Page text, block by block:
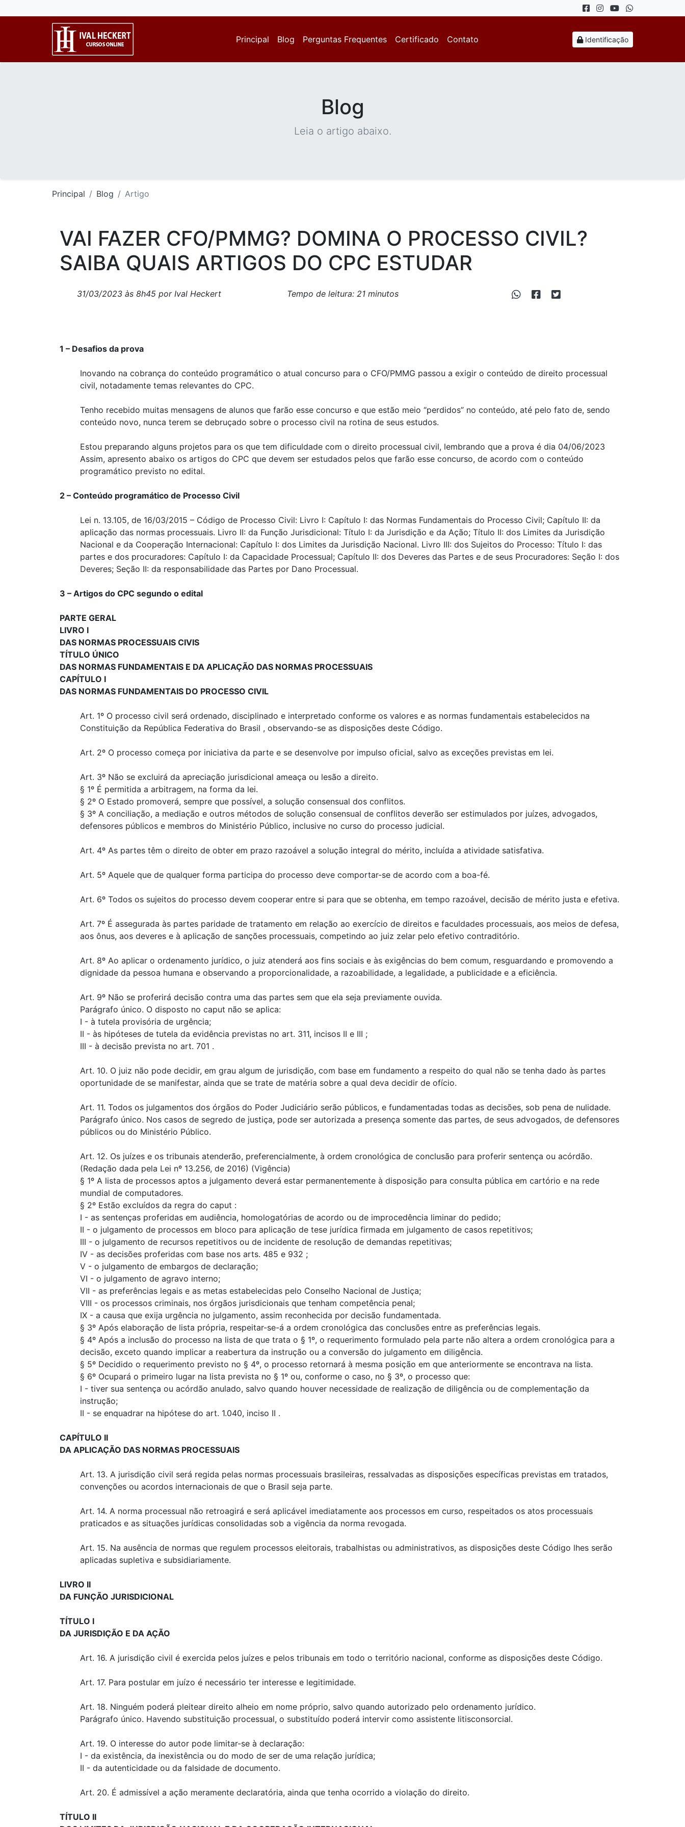
Principal Blog Perguntas Frequentes Certificado Contato Identificação
Blog
Leia o artigo abaixo.
Principal Blog Artigo
VAI FAZER CFO/PMMG? DOMINA O PROCESSO CIVIL?
SAIBA QUAIS ARTIGOS DO CPC ESTUDAR
31/03/2023 às 8h45 por Ival Heckert Tempo de leitura: 21 minutos
1 – Desafios da prova
Inovando na cobrança do conteúdo programático o atual concurso para o CFO/PMMG passou a exigir o conteúdo de direito processual
civil, notadamente temas relevantes do CPC.
Tenho recebido muitas mensagens de alunos que farão esse concurso e que estão meio “perdidos” no conteúdo, até pelo fato de, sendo
conteúdo novo, nunca terem se debruçado sobre o processo civil na rotina de seus estudos.
Estou preparando alguns projetos para os que tem dificuldade com o direito processual civil, lembrando que a prova é dia 04/06/2023
Assim, apresento abaixo os artigos do CPC que devem ser estudados pelos que farão esse concurso, de acordo com o conteúdo
programático previsto no edital.
2 – Conteúdo programático de Processo Civil
Lei n. 13.105, de 16/03/2015 – Código de Processo Civil: Livro I: Capítulo I: das Normas Fundamentais do Processo Civil; Capítulo II: da
aplicação das normas processuais. Livro II: da Função Jurisdicional: Título I: da Jurisdição e da Ação; Título II: dos Limites da Jurisdição
Nacional e da Cooperação Internacional: Capítulo I: dos Limites da Jurisdição Nacional. Livro III: dos Sujeitos do Processo: Título I: das
partes e dos procuradores: Capítulo I: da Capacidade Processual; Capítulo II: dos Deveres das Partes e de seus Procuradores: Seção I: dos
Deveres; Seção II: da responsabilidade das Partes por Dano Processual.
3 – Artigos do CPC segundo o edital
PARTE GERAL
LIVRO I
DAS NORMAS PROCESSUAIS CIVIS
TÍTULO ÚNICO
DAS NORMAS FUNDAMENTAIS E DA APLICAÇÃO DAS NORMAS PROCESSUAIS
CAPÍTULO I
DAS NORMAS FUNDAMENTAIS DO PROCESSO CIVIL
Art. 1º O processo civil será ordenado, disciplinado e interpretado conforme os valores e as normas fundamentais estabelecidos na
Constituição da República Federativa do Brasil , observando-se as disposições deste Código.
Art. 2º O processo começa por iniciativa da parte e se desenvolve por impulso oficial, salvo as exceções previstas em lei.
Art. 3º Não se excluirá da apreciação jurisdicional ameaça ou lesão a direito.
§ 1º É permitida a arbitragem, na forma da lei.
§ 2º O Estado promoverá, sempre que possível, a solução consensual dos conflitos.
§ 3º A conciliação, a mediação e outros métodos de solução consensual de conflitos deverão ser estimulados por juízes, advogados,
defensores públicos e membros do Ministério Público, inclusive no curso do processo judicial.
Art. 4º As partes têm o direito de obter em prazo razoável a solução integral do mérito, incluída a atividade satisfativa.
Art. 5º Aquele que de qualquer forma participa do processo deve comportar-se de acordo com a boa-fé.
Art. 6º Todos os sujeitos do processo devem cooperar entre si para que se obtenha, em tempo razoável, decisão de mérito justa e efetiva.
Art. 7º É assegurada às partes paridade de tratamento em relação ao exercício de direitos e faculdades processuais, aos meios de defesa,
aos ônus, aos deveres e à aplicação de sanções processuais, competindo ao juiz zelar pelo efetivo contraditório.
Art. 8º Ao aplicar o ordenamento jurídico, o juiz atenderá aos fins sociais e às exigências do bem comum, resguardando e promovendo a
dignidade da pessoa humana e observando a proporcionalidade, a razoabilidade, a legalidade, a publicidade e a eficiência.
Art. 9º Não se proferirá decisão contra uma das partes sem que ela seja previamente ouvida.
Parágrafo único. O disposto no caput não se aplica:
I - à tutela provisória de urgência;
II - às hipóteses de tutela da evidência previstas no art. 311, incisos II e III ;
III - à decisão prevista no art. 701 .
Art. 10. O juiz não pode decidir, em grau algum de jurisdição, com base em fundamento a respeito do qual não se tenha dado às partes
oportunidade de se manifestar, ainda que se trate de matéria sobre a qual deva decidir de ofício.
Art. 11. Todos os julgamentos dos órgãos do Poder Judiciário serão públicos, e fundamentadas todas as decisões, sob pena de nulidade.
Parágrafo único. Nos casos de segredo de justiça, pode ser autorizada a presença somente das partes, de seus advogados, de defensores
públicos ou do Ministério Público.
Art. 12. Os juízes e os tribunais atenderão, preferencialmente, à ordem cronológica de conclusão para proferir sentença ou acórdão.
(Redação dada pela Lei nº 13.256, de 2016) (Vigência)
§ 1º A lista de processos aptos a julgamento deverá estar permanentemente à disposição para consulta pública em cartório e na rede
mundial de computadores.
§ 2º Estão excluídos da regra do caput :
I - as sentenças proferidas em audiência, homologatórias de acordo ou de improcedência liminar do pedido;
II - o julgamento de processos em bloco para aplicação de tese jurídica firmada em julgamento de casos repetitivos;
III - o julgamento de recursos repetitivos ou de incidente de resolução de demandas repetitivas;
IV - as decisões proferidas com base nos arts. 485 e 932 ;
V - o julgamento de embargos de declaração;
VI - o julgamento de agravo interno;
VII - as preferências legais e as metas estabelecidas pelo Conselho Nacional de Justiça;
VIII - os processos criminais, nos órgãos jurisdicionais que tenham competência penal;
IX - a causa que exija urgência no julgamento, assim reconhecida por decisão fundamentada.
§ 3º Após elaboração de lista própria, respeitar-se-á a ordem cronológica das conclusões entre as preferências legais.
§ 4º Após a inclusão do processo na lista de que trata o § 1º, o requerimento formulado pela parte não altera a ordem cronológica para a
decisão, exceto quando implicar a reabertura da instrução ou a conversão do julgamento em diligência.
§ 5º Decidido o requerimento previsto no § 4º, o processo retornará à mesma posição em que anteriormente se encontrava na lista.
§ 6º Ocupará o primeiro lugar na lista prevista no § 1º ou, conforme o caso, no § 3º, o processo que:
I - tiver sua sentença ou acórdão anulado, salvo quando houver necessidade de realização de diligência ou de complementação da
instrução;
II - se enquadrar na hipótese do art. 1.040, inciso II .
CAPÍTULO II
DA APLICAÇÃO DAS NORMAS PROCESSUAIS
Art. 13. A jurisdição civil será regida pelas normas processuais brasileiras, ressalvadas as disposições específicas previstas em tratados,
convenções ou acordos internacionais de que o Brasil seja parte.
Art. 14. A norma processual não retroagirá e será aplicável imediatamente aos processos em curso, respeitados os atos processuais
praticados e as situações jurídicas consolidadas sob a vigência da norma revogada.
Art. 15. Na ausência de normas que regulem processos eleitorais, trabalhistas ou administrativos, as disposições deste Código lhes serão
aplicadas supletiva e subsidiariamente.
LIVRO II
DA FUNÇÃO JURISDICIONAL
TÍTULO I
DA JURISDIÇÃO E DA AÇÃO
Art. 16. A jurisdição civil é exercida pelos juízes e pelos tribunais em todo o território nacional, conforme as disposições deste Código.
Art. 17. Para postular em juízo é necessário ter interesse e legitimidade.
Art. 18. Ninguém poderá pleitear direito alheio em nome próprio, salvo quando autorizado pelo ordenamento jurídico.
Parágrafo único. Havendo substituição processual, o substituído poderá intervir como assistente litisconsorcial.
Art. 19. O interesse do autor pode limitar-se à declaração:
I - da existência, da inexistência ou do modo de ser de uma relação jurídica;
II - da autenticidade ou da falsidade de documento.
Art. 20. É admissível a ação meramente declaratória, ainda que tenha ocorrido a violação do direito.
TÍTULO II